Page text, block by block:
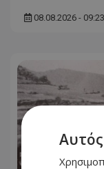
08.08.2026 - 09:23